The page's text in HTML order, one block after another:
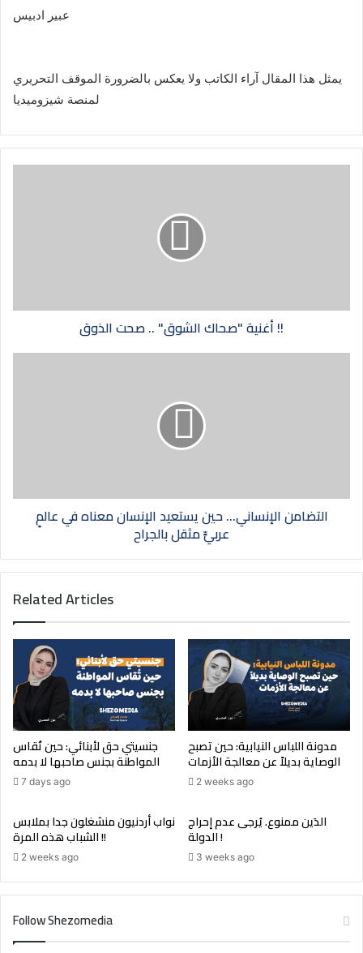
عبير ادبيس
يمثل هذا المقال آراء الكاتب ولا يعكس بالضرورة الموقف التحريري
لمنصة شيزوميديا
أغنية "صحاك الشوق" .. صحت الذوق !!
التضامن الإنساني… حين يستعيد الإنسان معناه في عالمٍ
عربيٍّ مثقل بالجراح
Related Articles
جنسيتي حق لأبنائي: حين تُقاس
المواطنة بجنس صاحبها لا بدمه
7 days ago
مدونة اللباس النيابية: حين تصبح
الوصاية بديلاً عن معالجة الأزمات
2 weeks ago
نواب أردنيون منشغلون جدا بملابس
الشباب هذه المرة !!
2 weeks ago
الدَين ممنوع. يُرجى عدم إحراج
الدولة !
3 weeks ago
Follow Shezomedia